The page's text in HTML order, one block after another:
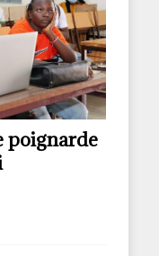
poignarde